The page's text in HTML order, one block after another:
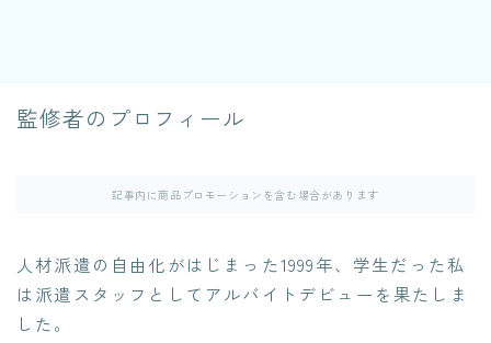
監修者のプロフィール
記事内に商品プロモーションを含む場合があります
人材派遣の自由化がはじまった1999年、学生だった私
は派遣スタッフとしてアルバイトデビューを果たしま
した。